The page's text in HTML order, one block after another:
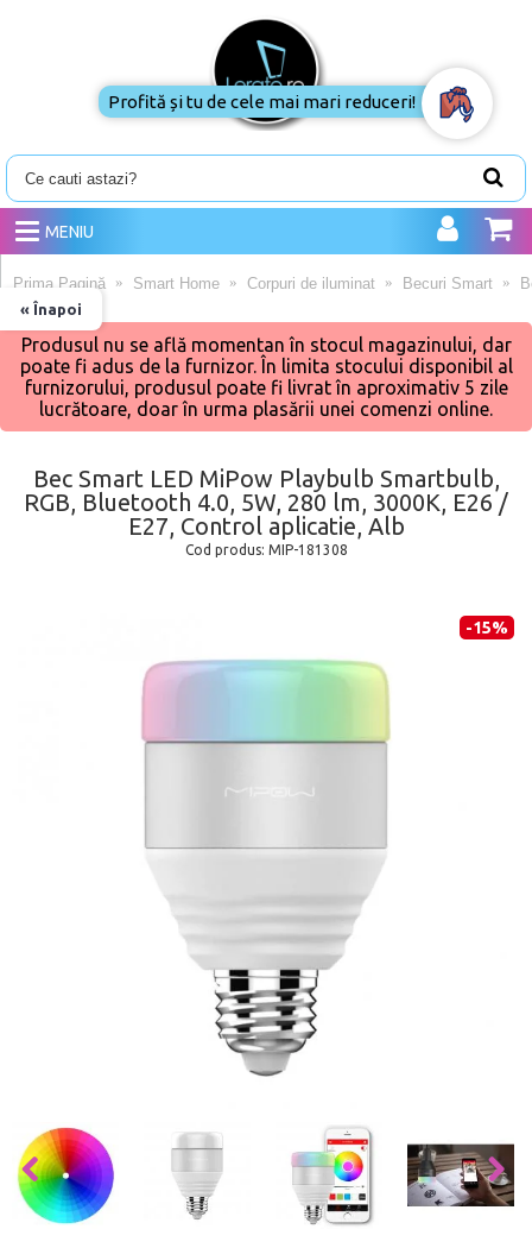
MENIU
« Înapoi
Prima Pagină Smart Home Corpuri de iluminat Becuri Smart
Produsul nu se află momentan în stocul magazinului, dar
poate fi adus de la furnizor. În limita stocului disponibil al
furnizorului, produsul poate fi livrat în aproximativ 5 zile
lucrătoare, doar în urma plasării unei comenzi online.
Bec Smart LED MiPow Playbulb Smartbulb,
RGB, Bluetooth 4.0, 5W, 280 lm, 3000K, E26 /
E27, Control aplicatie, Alb
Cod produs: MIP-181308
-15%
Profită și tu de cele mai mari reduceri!